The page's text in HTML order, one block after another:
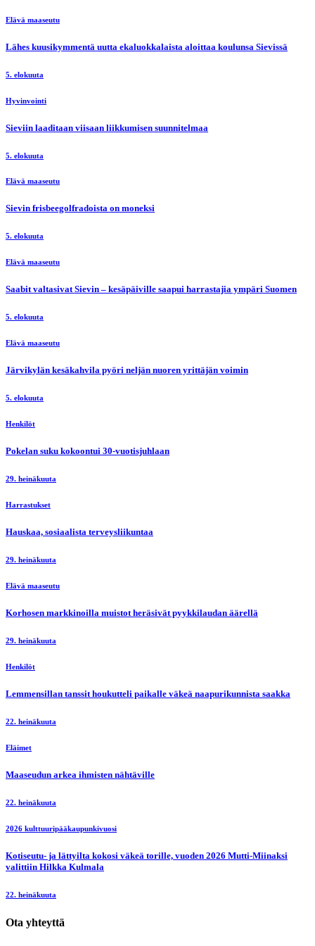
Elävä maaseutu
Lähes kuusikymmentä uutta ekaluokkalaista aloittaa koulunsa Sievissä
5. elokuuta
Hyvinvointi
Sieviin laaditaan viisaan liikkumisen suunnitelmaa
5. elokuuta
Elävä maaseutu
Sievin frisbeegolfradoista on moneksi
5. elokuuta
Elävä maaseutu
Saabit valtasivat Sievin – kesäpäiville saapui harrastajia ympäri Suomen
5. elokuuta
Elävä maaseutu
Järvikylän kesäkahvila pyöri neljän nuoren yrittäjän voimin
5. elokuuta
Henkilöt
Pokelan suku kokoontui 30-vuotisjuhlaan
29. heinäkuuta
Harrastukset
Hauskaa, sosiaalista terveysliikuntaa
29. heinäkuuta
Elävä maaseutu
Korhosen markkinoilla muistot heräsivät pyykkilaudan äärellä
29. heinäkuuta
Henkilöt
Lemmensillan tanssit houkutteli paikalle väkeä naapurikunnista saakka
22. heinäkuuta
Eläimet
Maaseudun arkea ihmisten nähtäville
22. heinäkuuta
2026 kulttuuripääkaupunkivuosi
Kotiseutu- ja lättyilta kokosi väkeä torille, vuoden 2026 Mutti-Miinaksi
valittiin Hilkka Kulmala
22. heinäkuuta
Ota yhteyttä